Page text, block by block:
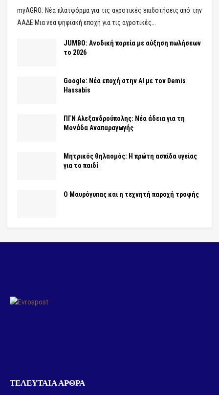
myAGRO: Νέα πλατφόρμα για τις αγροτικές επιδοτήσεις από την
ΑΑΔΕ Μια νέα ψηφιακή εποχή για τις αγροτικές...
JUMBO: Ανοδική πορεία με αύξηση πωλήσεων
το 2026
Google: Νέα εποχή στην AI με τον Demis
Hassabis
ΠΓΝ Αλεξανδρούπολης: Νέα άδεια για τη
Μονάδα Αναπαραγωγής
Μητρικός θηλασμός: Η πρώτη ασπίδα υγείας
για το παιδί
Ο Μαυρόγυπας και η τεχνητή παροχή τροφής
ΤΕΛΕΥΤΑΙΑ ΑΡΘΡΑ